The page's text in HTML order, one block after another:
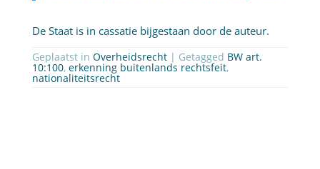
De Staat is in cassatie bijgestaan door de auteur.
Geplaatst in Overheidsrecht| Getagged BW art.
10:100, erkenning buitenlands rechtsfeit,
nationaliteitsrecht